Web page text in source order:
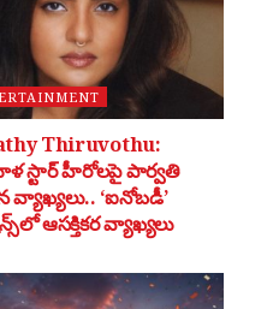
Thiruvothu:
స్టార్ హీరోలపై పార్వతి
వ్యాఖ్యలు.. ‘ఐనోబడీ’
ఆసక్తికర వ్యాఖ్యలు